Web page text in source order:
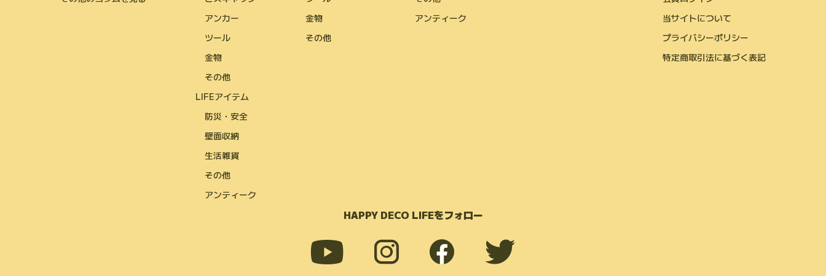
アンカー
ツール
金物
その他
LIFEアイテム
防災・安全
壁面収納
生活雑貨
その他
アンティーク
金物
その他
アンティーク
当サイトについて
プライバシーポリシー
特定商取引法に基づく表記
HAPPY DECO LIFEをフォロー